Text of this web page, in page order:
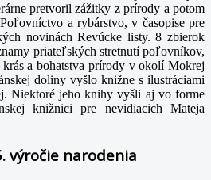
pretvoril zážitky z prírody a potom
a rybárstvo, v časopise pre
novinách Revúcke listy. 8 zbierok
priateľských stretnutí poľovníkov,
a bohatstva prírody v okolí Mokrej
doliny vyšlo knižne s ilustráciami
Niektoré jeho knihy vyšli aj vo forme
knižnici pre nevidiacich Mateja
výročie narodenia